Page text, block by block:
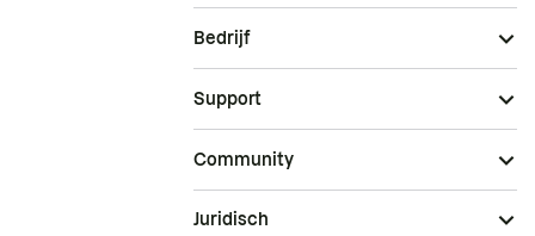
Bedrijf
Support
Community
Juridisch